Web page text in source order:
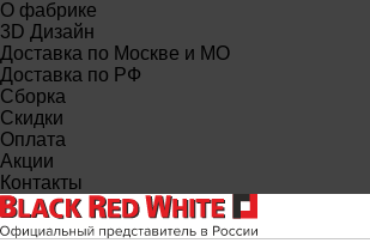
О фабрике
3D Дизайн
Доставка по Москве и МО
Доставка по РФ
Сборка
Скидки
Оплата
Акции
Контакты